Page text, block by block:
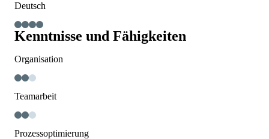
Deutsch
Kenntnisse und Fähigkeiten
Organisation
Teamarbeit
Prozessoptimierung